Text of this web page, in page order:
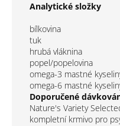
Analytické složky
bílkovina
tuk
hrubá vláknina
popel/popelovina
omega-3 mastné
omega-6 mastné
Doporučené
Nature's Variety
kompletní krmivo pro